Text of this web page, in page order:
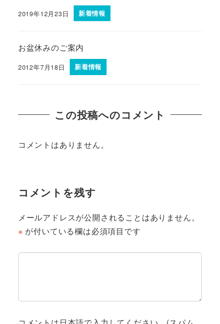
2019年12月23日 新着情報
お盆休みのご案内
2012年7月18日 新着情報
この投稿へのコメント
コメントはありません。
コメントを残す
メールアドレスが公開されることはありません。
※ が付いている欄は必須項目です